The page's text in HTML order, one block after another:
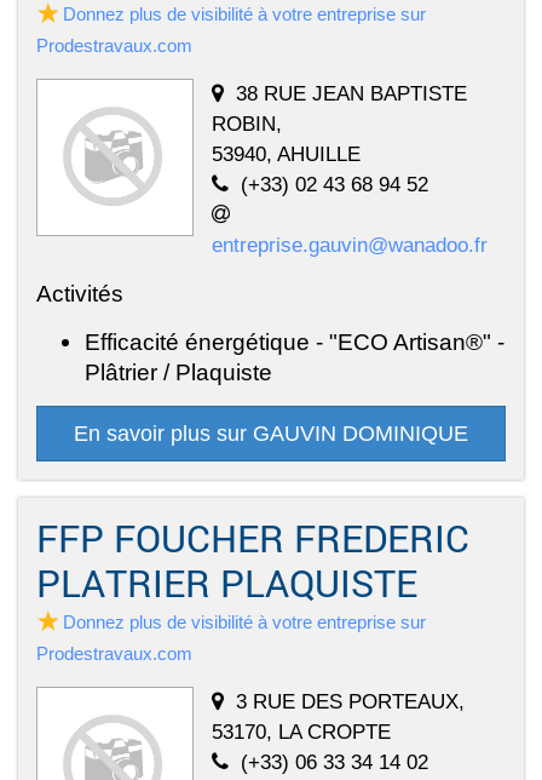
Donnez plus de visibilité à votre entreprise sur
Prodestravaux.com
38 RUE JEAN BAPTISTE
ROBIN,
53940, AHUILLE
(+33) 02 43 68 94 52
entreprise.gauvin@wanadoo.fr
Activités
Efficacité énergétique - "ECO Artisan®" -
Plâtrier / Plaquiste
En savoir plus sur GAUVIN DOMINIQUE
FFP FOUCHER FREDERIC
PLATRIER PLAQUISTE
Donnez plus de visibilité à votre entreprise sur
Prodestravaux.com
3 RUE DES PORTEAUX,
53170, LA CROPTE
(+33) 06 33 34 14 02